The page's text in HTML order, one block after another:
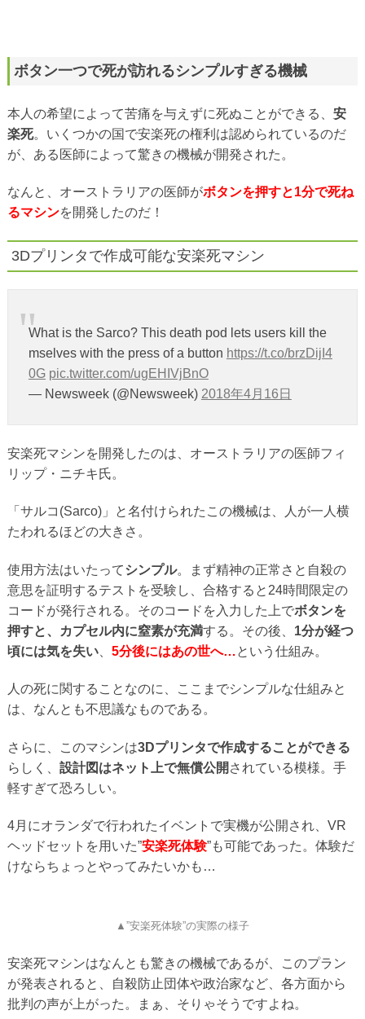
ボタン一つで死が訪れるシンプルすぎる機械
本人の希望によって苦痛を与えずに死ぬことができる、 安
楽死。いくつかの国で安楽死の権利は認められているのだ
が、ある医師によって驚きの機械が開発された。
なんと、オーストラリアの医師がボタンを押すと1分で死ね
るマシンを開発したのだ！
3Dプリンタで作成可能な安楽死マシン
What is the Sarco? This death pod lets users kill the
mselves with the press of a button https://t.co/brzDijI4
0G pic.twitter.com/ugEHIVjBnO
— Newsweek (@Newsweek) 2018年4月16日
安楽死マシンを開発したのは、オーストラリアの医師フィ
リップ・ニチキ氏。
「サルコ(Sarco)」と名付けられたこの機械は、人が一人横
たわれるほどの大きさ。
使用方法はいたってシンプル。まず精神の正常さと自殺の
意思を証明するテストを受験し、合格すると24時間限定の
コードが発行される。そのコードを入力した上でボタンを
押すと、カプセル内に窒素が充満する。その後、 1分が経つ
頃には気を失い、 5分後にはあの世へ…という仕組み。
人の死に関することなのに、ここまでシンプルな仕組みと
は、なんとも不思議なものである。
さらに、このマシンは3Dプリンタで作成することができる
らしく、 設計図はネット上で無償公開 されている模様。手
軽すぎて恐ろしい。
4月にオランダで行われたイベントで実機が公開され、VR
ヘッドセットを用いた”安楽死体験”も可能であった。体験だ
けならちょっとやってみたいかも…
▲”安楽死体験”の実際の様子
安楽死マシンはなんとも驚きの機械であるが、このプラン
が発表されると、自殺防止団体や政治家など、各方面から
批判の声が上がった。まぁ、そりゃそうですよね。